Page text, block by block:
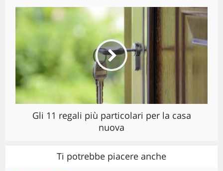
Gli 11 regali più particolari per la casa
nuova
Ti potrebbe piacere anche